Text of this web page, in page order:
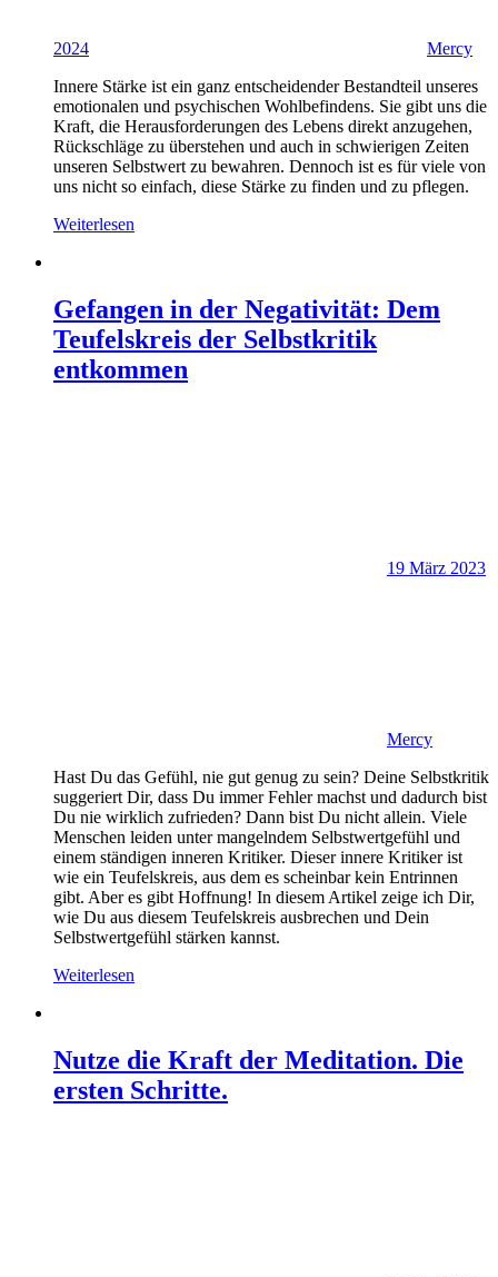
2024
Mercy
Innere Stärke ist ein ganz entscheidender Bestandteil unseres
emotionalen und psychischen Wohlbefindens. Sie gibt uns die
Kraft, die Herausforderungen des Lebens direkt anzugehen,
Rückschläge zu überstehen und auch in schwierigen Zeiten
unseren Selbstwert zu bewahren. Dennoch ist es für viele von
uns nicht so einfach, diese Stärke zu finden und zu pflegen.
Weiterlesen
Gefangen in der Negativität: Dem
Teufelskreis der Selbstkritik
entkommen
19 März 2023
Mercy
Hast Du das Gefühl, nie gut genug zu sein? Deine Selbstkritik
suggeriert Dir, dass Du immer Fehler machst und dadurch bist
Du nie wirklich zufrieden? Dann bist Du nicht allein. Viele
Menschen leiden unter mangelndem Selbstwertgefühl und
einem ständigen inneren Kritiker. Dieser innere Kritiker ist
wie ein Teufelskreis, aus dem es scheinbar kein Entrinnen
gibt. Aber es gibt Hoffnung! In diesem Artikel zeige ich Dir,
wie Du aus diesem Teufelskreis ausbrechen und Dein
Selbstwertgefühl stärken kannst.
Weiterlesen
Nutze die Kraft der Meditation. Die
ersten Schritte.